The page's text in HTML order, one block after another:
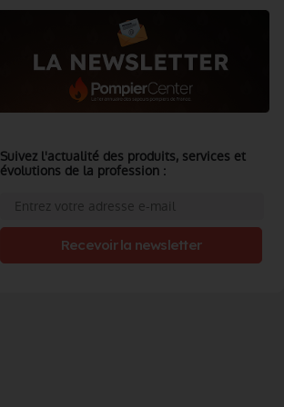
Suivez l'actualité des produits, services et
évolutions de la profession :
Recevoir la newsletter